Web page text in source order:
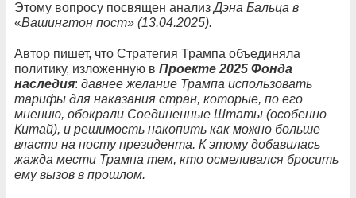
Этому вопросу посвящен анализДэна Бальца в
«Вашингтон пост» (13.04.2025).
Автор пишет, что Стратегия Трампа объединяла
политику, изложенную в Проекте 2025 Фонда
наследия: давнее желание Трампа использовать
тарифы для наказания стран, которые, по его
мнению, обокрали Соединенные Штаты (особенно
Китай), и решимость накопить как можно больше
власти на посту президента. К этому добавилась
жажда мести Трампа тем, кто осмеливался бросить
ему вызов в прошлом.